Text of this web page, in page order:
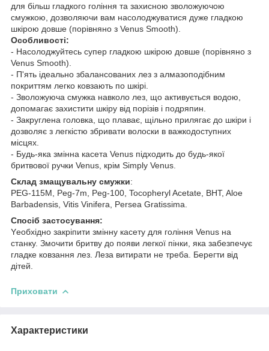
для більш гладкого гоління та захисною зволожуючою
смужкою, дозволяючи вам насолоджуватися дуже гладкою
шкірою довше (порівняно з Venus Smooth).
Особливості:
- Насолоджуйтесь супер гладкою шкірою довше (порівняно з
Venus Smooth).
- П'ять ідеально збалансованих лез з алмазоподібним
покриттям легко ковзають по шкірі.
- Зволожуюча смужка навколо лез, що активується водою,
допомагає захистити шкіру від порізів і подряпин.
- Закруглена головка, що плаває, щільно прилягає до шкіри і
дозволяє з легкістю збривати волоски в важкодоступних
місцях.
- Будь-яка змінна касета Venus підходить до будь-якої
бритвової ручки Venus, крім Simply Venus.
Склад змащувальну смужки:
PEG-115M, Peg-7m, Peg-100, Tocopheryl Acetate, BHT, Aloe
Barbadensis, Vitis Vinifera, Persea Gratissima.
Спосіб застосування:
Yеобхідно закріпити змінну касету для гоління Venus на
станку. Змочити бритву до появи легкої пінки, яка забезпечує
гладке ковзання лез. Леза витирати не треба. Берегти від
дітей.
Приховати
Характеристики